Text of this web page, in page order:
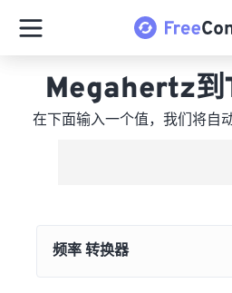
Megahertz
在下面输入一个值，我们将自